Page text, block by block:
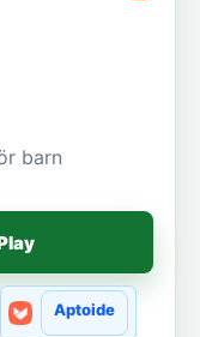
barn
Aptoide